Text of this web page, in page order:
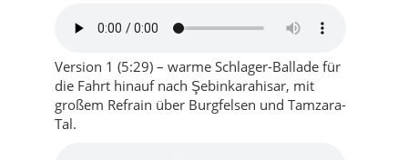
Tal.
Version 2 (5:10) – etwas kompaktere Radio-
Version mit extra Fokus auf dem Mitsing-